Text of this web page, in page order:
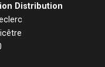
Distribution